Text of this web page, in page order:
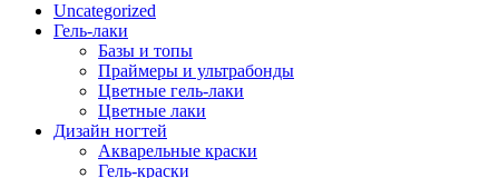
Uncategorized
Гель-лаки
Базы и топы
Праймеры и ультрабонды
Цветные гель-лаки
Цветные лаки
Дизайн ногтей
Акварельные краски
Гель-краски